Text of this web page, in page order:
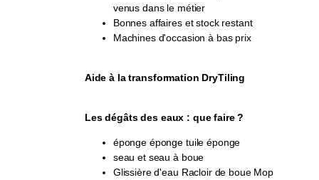
venus dans le métier
Bonnes affaires et stock restant
Machines d'occasion à bas prix
Aide à la transformation DryTiling
Les dégâts des eaux : que faire ?
éponge éponge tuile éponge
seau et seau à boue
Glissière d'eau Racloir de boue Mop